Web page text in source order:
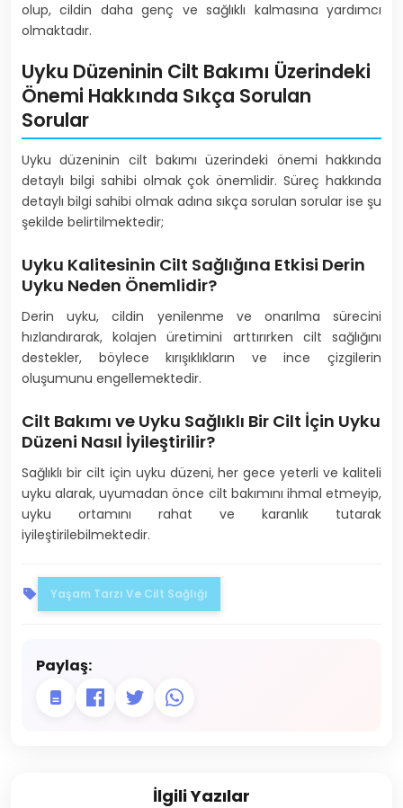
olup, cildin daha genç ve sağlıklı kalmasına yardımcı
olmaktadır.
Uyku Düzeninin Cilt Bakımı Üzerindeki
Önemi Hakkında Sıkça Sorulan
Sorular
Uyku düzeninin cilt bakımı üzerindeki önemi hakkında
detaylı bilgi sahibi olmak çok önemlidir. Süreç hakkında
detaylı bilgi sahibi olmak adına sıkça sorulan sorular ise şu
şekilde belirtilmektedir;
Uyku Kalitesinin Cilt Sağlığına Etkisi Derin
Uyku Neden Önemlidir?
Derin uyku, cildin yenilenme ve onarılma sürecini
hızlandırarak, kolajen üretimini arttırırken cilt sağlığını
destekler, böylece kırışıklıkların ve ince çizgilerin
oluşumunu engellemektedir.
Cilt Bakımı ve Uyku Sağlıklı Bir Cilt İçin Uyku
Düzeni Nasıl İyileştirilir?
Sağlıklı bir cilt için uyku düzeni, her gece yeterli ve kaliteli
uyku alarak, uyumadan önce cilt bakımını ihmal etmeyip,
uyku ortamını rahat ve karanlık tutarak
iyileştirilebilmektedir.
Yaşam Tarzı Ve Cilt Sağlığı
Paylaş:
İlgili Yazılar